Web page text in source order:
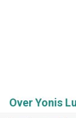
Over Yonis